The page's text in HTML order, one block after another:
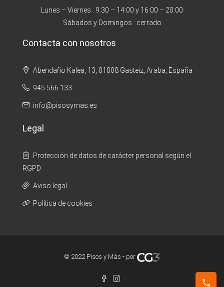
Lunes – Viernes : 9:30 – 14:00 y 16:00 – 20:00
Sábados y Domingos : cerrado
Contacta con nosotros
Abendaño Kalea, 13, 01008 Gasteiz, Araba, España
945 566 133
info@pisosymas.es
Legal
Protección de datos de carácter personal según el
RGPD
Aviso legal
Política de cookies
© 2022 Pisos y Más - por